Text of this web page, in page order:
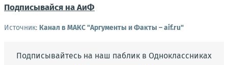
Подписывайся на АиФ
Источник: Канал в МАКС "Аргументы и Факты – aif.ru"
Подписывайтесь на наш паблик в Одноклассниках